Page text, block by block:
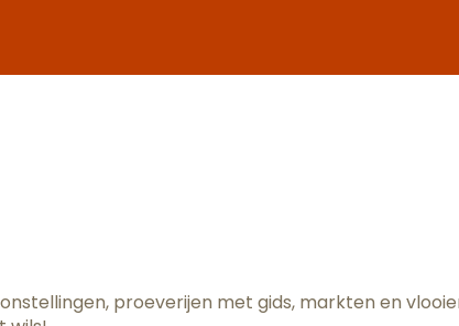
aux
proeverijen met gids, markten en